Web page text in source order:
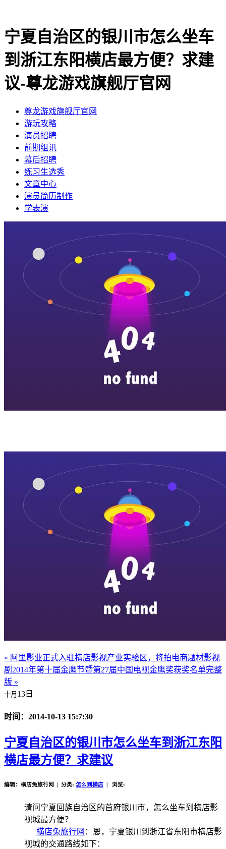
宁夏自治区的银川市怎么坐车
到浙江东阳横店最方便？求建
议-尊龙游戏旗舰厅官网
尊龙游戏旗舰厅官网
​游玩攻略
​演员招聘
​前期组讯
​幕后招聘
​练习生选秀
文章中心
演员简历制作
学表演
« 阿里影业正式入驻横店影视产业实验区，将拍电商题材影视
剧 2014年第十届金鹰节暨第27届中国电视金鹰奖获奖名单完整
版 »
十月 13日
时间：2014-10-13 15:7:30
宁夏自治区的银川市怎么坐车到浙江东阳
横店最方便？求建议
编辑：横店兔旅行网 | 分类: 怎么到横店 | 浏览:
请问宁夏回族自治区的首府银川市，怎么坐车到横店影
视城最方便？
横店兔旅行网 ：恩，宁夏银川到浙江省东阳市横店影
视城的交通路线如下：